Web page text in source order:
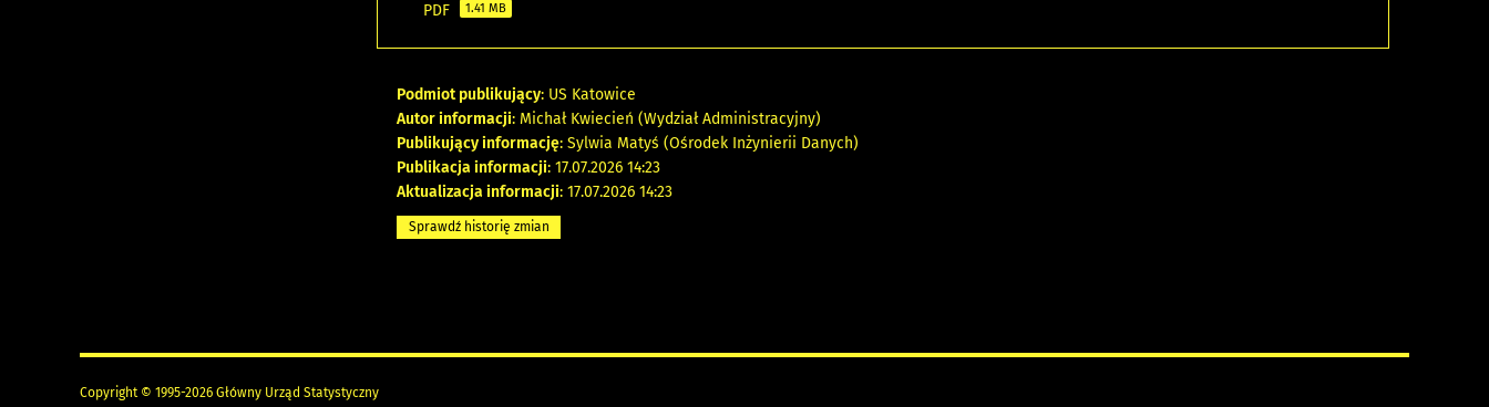
PDF
1.41 MB
Podmiot publikujący: US Katowice
Autor informacji: Michał Kwiecień (Wydział Administracyjny)
Publikujący informację: Sylwia Matyś (Ośrodek Inżynierii Danych)
Publikacja informacji: 17.07.2026 14:23
Aktualizacja informacji: 17.07.2026 14:23
Sprawdź historię zmian
Copyright © 1995-2026 Główny Urząd Statystyczny